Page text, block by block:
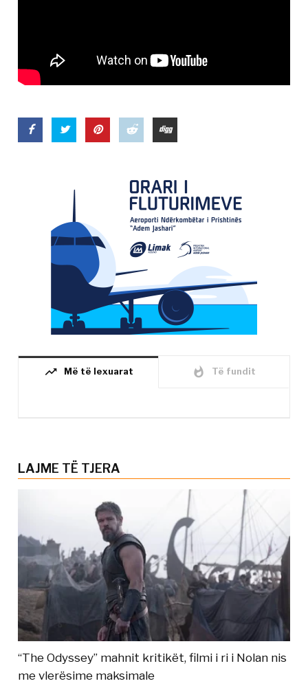
trending_up Më të lexuarat whatshot Të fundit
LAJME TË TJERA
“The Odyssey” mahnit kritikët, filmi i ri i Nolan nis
me vlerësime maksimale